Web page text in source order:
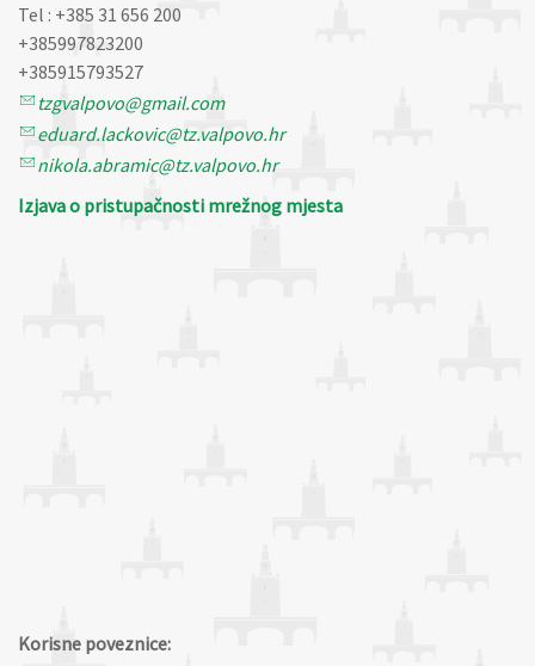
Tel : +385 31 656 200
+385997823200
+385915793527
tzgvalpovo@gmail.com
eduard.lackovic@tz.valpovo.hr
nikola.abramic@tz.valpovo.hr
Izjava o pristupačnosti mrežnog mjesta
Korisne poveznice: